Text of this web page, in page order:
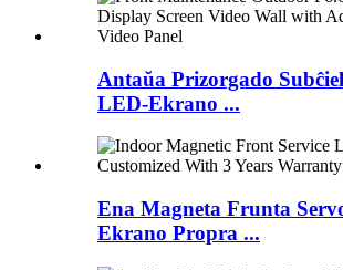
Antaŭa Prizorgado
LED-Ekrano ...
Ena Magneta Frunta
Ekrano Propra ...